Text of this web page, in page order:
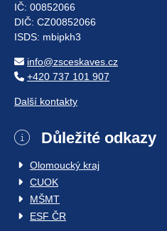
IČ: 00852066
DIČ: CZ00852066
ISDS: mbipkh3
info@zsceskaves.cz
+420 737 101 907
Další kontakty
Důležité odkazy
Olomoucký kraj
CUOK
MŠMT
ESF ČR